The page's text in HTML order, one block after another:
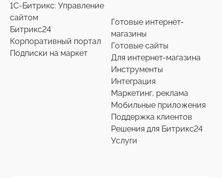
1С-Битрикс: Управление
сайтом
Битрикс24
Корпоративный портал
Подписки на маркет
Готовые интернет-
магазины
Готовые сайты
Для интернет-магазина
Инструменты
Интеграция
Маркетинг, реклама
Мобильные приложения
Поддержка клиентов
Решения для Битрикс24
Услуги